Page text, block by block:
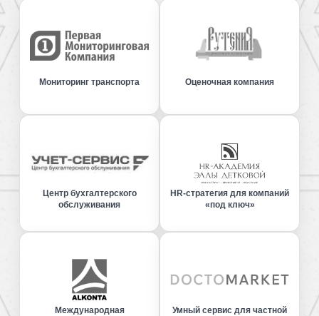
Мониторинг транспорта Оценочная компания
Центр бухгалтерского
обслуживания
HR-стратегия для компаний
«под ключ»
Международная
Умный сервис для частной